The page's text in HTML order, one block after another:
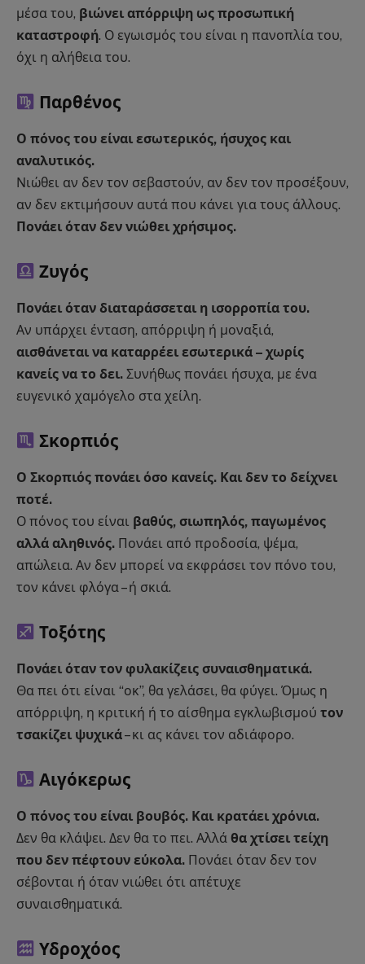
μέσα του, βιώνει απόρριψη ως προσωπική
καταστροφή. Ο εγωισμός του είναι η πανοπλία του,
όχι η αλήθεια του.
Παρθένος
Ο πόνος του είναι εσωτερικός, ήσυχος και
αναλυτικός.
Νιώθει αν δεν τον σεβαστούν, αν δεν τον προσέξουν,
αν δεν εκτιμήσουν αυτά που κάνει για τους άλλους.
Πονάει όταν δεν νιώθει χρήσιμος.
Ζυγός
Πονάει όταν διαταράσσεται η ισορροπία του.
Αν υπάρχει ένταση, απόρριψη ή μοναξιά,
αισθάνεται να καταρρέει εσωτερικά – χωρίς
κανείς να το δει. Συνήθως πονάει ήσυχα, με ένα
ευγενικό χαμόγελο στα χείλη.
Σκορπιός
Ο Σκορπιός πονάει όσο κανείς. Και δεν το δείχνει
ποτέ.
Ο πόνος του είναι βαθύς, σιωπηλός, παγωμένος
αλλά αληθινός. Πονάει από προδοσία, ψέμα,
απώλεια. Αν δεν μπορεί να εκφράσει τον πόνο του,
τον κάνει φλόγα – ή σκιά.
Τοξότης
Πονάει όταν τον φυλακίζεις συναισθηματικά.
Θα πει ότι είναι “οκ”, θα γελάσει, θα φύγει. Όμως η
απόρριψη, η κριτική ή το αίσθημα εγκλωβισμού τον
τσακίζει ψυχικά– κι ας κάνει τον αδιάφορο.
Αιγόκερως
Ο πόνος του είναι βουβός. Και κρατάει χρόνια.
Δεν θα κλάψει. Δεν θα το πει. Αλλά θα χτίσει τείχη
που δεν πέφτουν εύκολα. Πονάει όταν δεν τον
σέβονται ή όταν νιώθει ότι απέτυχε
συναισθηματικά.
Υδροχόος